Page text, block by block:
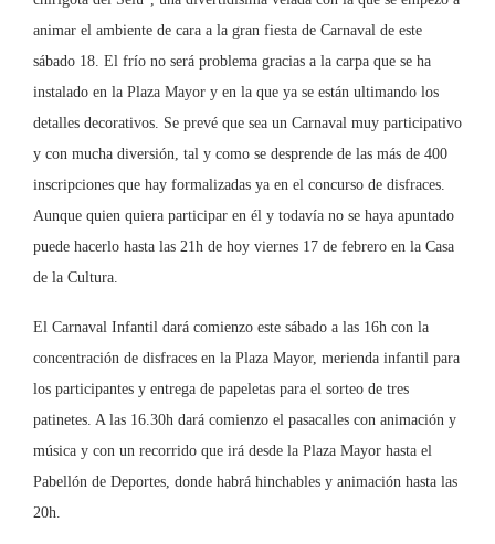
animar el ambiente de cara a la gran fiesta de Carnaval de este
sábado 18. El frío no será problema gracias a la carpa que se ha
instalado en la Plaza Mayor y en la que ya se están ultimando los
detalles decorativos. Se prevé que sea un Carnaval muy participativo
y con mucha diversión, tal y como se desprende de las más de 400
inscripciones que hay formalizadas ya en el concurso de disfraces.
Aunque quien quiera participar en él y todavía no se haya apuntado
puede hacerlo hasta las 21h de hoy viernes 17 de febrero en la Casa
de la Cultura.
El Carnaval Infantil dará comienzo este sábado a las 16h con la
concentración de disfraces en la Plaza Mayor, merienda infantil para
los participantes y entrega de papeletas para el sorteo de tres
patinetes. A las 16.30h dará comienzo el pasacalles con animación y
música y con un recorrido que irá desde la Plaza Mayor hasta el
Pabellón de Deportes, donde habrá hinchables y animación hasta las
20h.